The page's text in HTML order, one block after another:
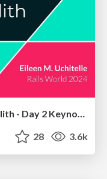
The Myth of the Modular Monolith - Day 2 Keynote - Rails World 2024
28 3.6k